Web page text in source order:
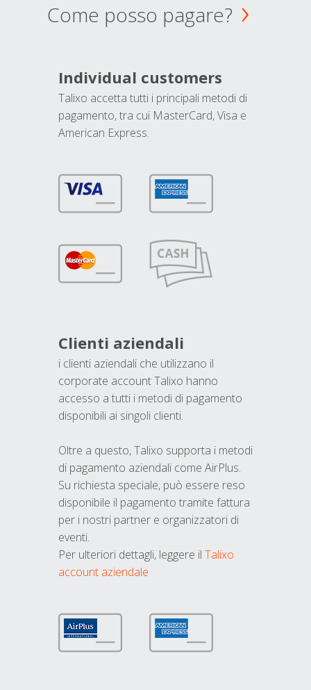
Come posso pagare?
Individual customers
Talixo accetta tutti i principali metodi di
pagamento, tra cui MasterCard, Visa e
American Express.
Clienti aziendali
i clienti aziendali che utilizzano il
corporate account Talixo hanno
accesso a tutti i metodi di pagamento
disponibili ai singoli clienti.
Oltre a questo, Talixo supporta i metodi
di pagamento aziendali come AirPlus.
Su richiesta speciale, può essere reso
disponibile il pagamento tramite fattura
per i nostri partner e organizzatori di
eventi.
Per ulteriori dettagli, leggere il Talixo
account aziendale